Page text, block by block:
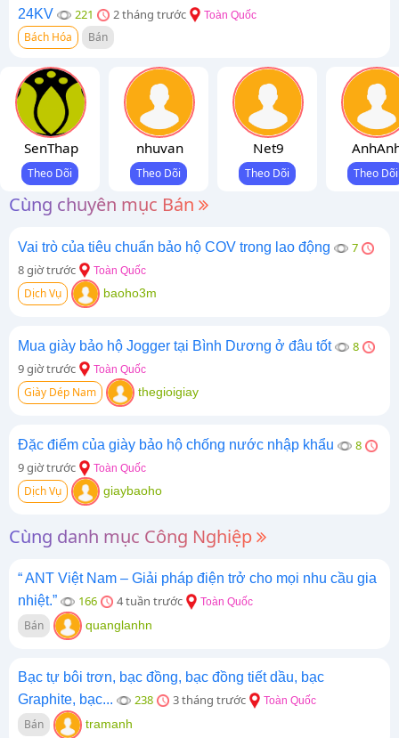
24KV
221 2 tháng trước Toàn Quốc
Bách Hóa Bán
SenThap nhuvan Net9
Cùng chuyên mục Bán
Vai trò của tiêu chuẩn bảo hộ COV trong lao động
7
8 giờ trước
Toàn Quốc
Dịch Vụ baoho3m
Mua giày bảo hộ Jogger tại Bình Dương ở đâu tốt
8
9 giờ trước
Toàn Quốc
Giày Dép Nam thegioigiay
Đặc điểm của giày bảo hộ chống nước nhập khẩu
8
9 giờ trước
Toàn Quốc
Dịch Vụ giaybaoho
Cùng danh mục Công Nghiệp
“ ANT Việt Nam – Giải pháp điện trở cho mọi nhu cầu gia
nhiệt.”
166 4 tuần trước Toàn Quốc
Bán quanglanhn
Bạc tự bôi trơn, bạc đồng, bạc đồng tiết dầu, bạc
Graphite, bạc...
238 3 tháng trước Toàn Quốc
Bán tramanh